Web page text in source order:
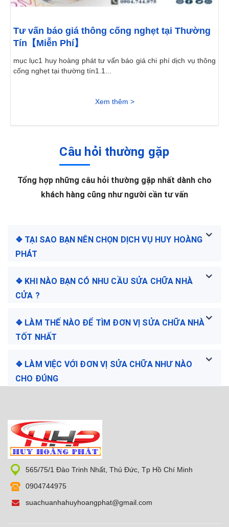
Tư vấn báo giá thông cống nghẹt tại Thường
Tín【Miễn Phí】
mục lục1 huy hoàng phát tư vấn báo giá chi phí dịch vụ thông
cống nghẹt tại thường tín1.1...
Xem thêm >
Câu hỏi thường gặp
Tổng hợp những câu hỏi thường gặp nhất dành cho
khách hàng cũng như người cần tư vấn
❖ TẠI SAO BẠN NÊN CHỌN DỊCH VỤ HUY HOÀNG
PHÁT
❖ KHI NÀO BẠN CÓ NHU CẦU SỬA CHỮA NHÀ
CỬA ?
❖ LÀM THẾ NÀO ĐỂ TÌM ĐƠN VỊ SỬA CHỮA NHÀ
TỐT NHẤT
❖ LÀM VIỆC VỚI ĐƠN VỊ SỬA CHỮA NHƯ NÀO
CHO ĐÚNG
565/75/1 Đào Trinh Nhất, Thủ Đức, Tp Hồ Chí Minh
0904744975
suachuanhahuyhoangphat@gmail.com